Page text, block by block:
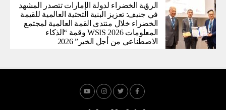
الرؤية الخضراء لدولة الإمارات تتصدر المشهد
في جنيف: تعزيز البنية التحتية العالمية للقيمة
الخضراء خلال منتدى القمة العالمية لمجتمع
المعلومات WSIS 2026 وقمة “الذكاء
الاصطناعي من أجل الخير” 2026